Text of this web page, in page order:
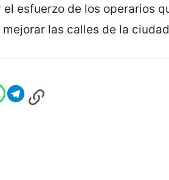
esfuerzo de los operarios
las calles de la